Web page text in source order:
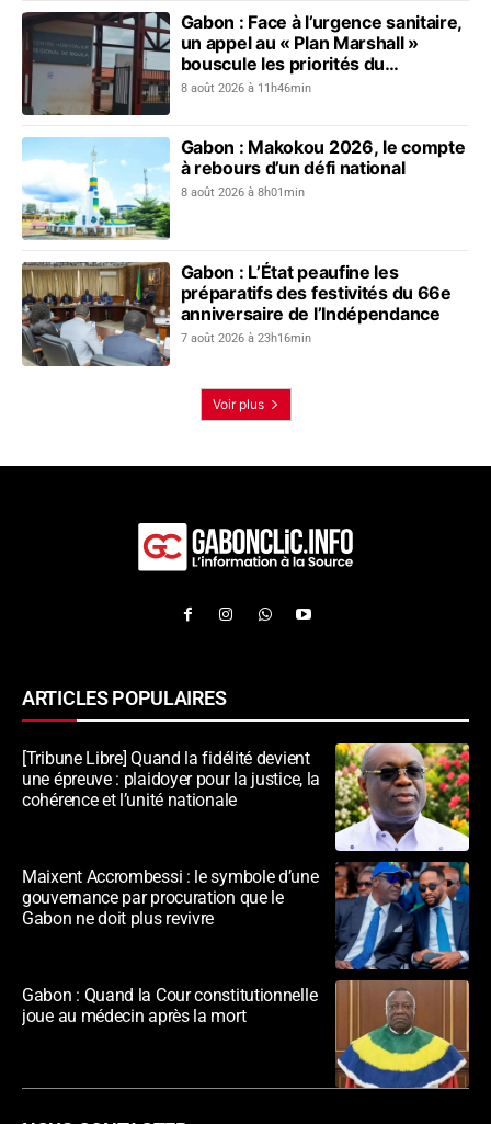
Gabon : Face à l’urgence sanitaire,
un appel au « Plan Marshall »
bouscule les priorités du
gouvernement
8 août 2026 à 11h46min
Gabon : Makokou 2026, le compte
à rebours d’un défi national
8 août 2026 à 8h01min
Gabon : L’État peaufine les
préparatifs des festivités du 66e
anniversaire de l’Indépendance
7 août 2026 à 23h16min
Voir plus
ARTICLES POPULAIRES
[Tribune Libre] Quand la fidélité devient
une épreuve : plaidoyer pour la justice, la
cohérence et l’unité nationale
Maixent Accrombessi : le symbole d’une
gouvernance par procuration que le
Gabon ne doit plus revivre
Gabon : Quand la Cour constitutionnelle
joue au médecin après la mort